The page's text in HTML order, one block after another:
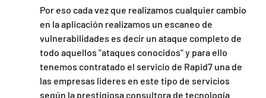
Por eso cada vez que realizamos cualquier cambio
en la aplicación realizamos un escaneo de
vulnerabilidades es decir un ataque completo de
todo aquellos "ataques conocidos" y para ello
tenemos contratado el servicio de Rapid7 una de
las empresas lideres en este tipo de servicios
según la prestigiosa consultora de tecnología